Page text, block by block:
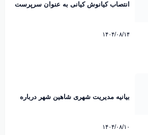
انتصاب کیانوش کیانی به عنوان سرپرست
۱۴۰۴/۰۸/۱۴
بیانیه مدیریت شهری شاهین شهر درباره
۱۴۰۴/۰۸/۱۰